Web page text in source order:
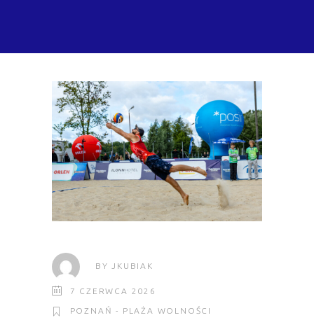
BY JKUBIAK
7 CZERWCA 2026
POZNAŃ - PLAŻA WOLNOŚCI